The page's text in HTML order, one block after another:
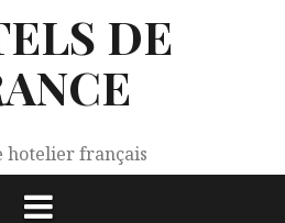
DE
hotelier français